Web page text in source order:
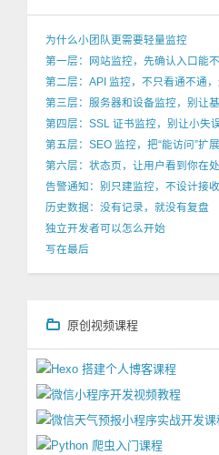
为什么小团队更需要轻量监控
第一层：网站监控，先确认入口能
第二层：API 监控，不只看通不通
第三层：服务器和设备监控，别让
第四层：SSL 证书监控，别让小失
第五层：SEO 监控，把“能访问”扩
第六层：状态页，让用户看到你在
告警通知：别只建监控，不设计接
历史数据：没有记录，就没有复盘
独立开发者可以怎么开始
写在最后
原创视频课程